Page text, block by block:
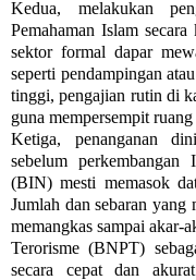
Kedua, melakukan
Pemahaman Islam
sektor formal dapar
seperti pendampingan
tinggi, pengajian rutin di
guna mempersempit
Ketiga, penanganan
sebelum
(BIN) mesti memasok
Jumlah dan sebaran yang
memangkas sampai akar-
Terorisme (BNPT)
secara cepat dan